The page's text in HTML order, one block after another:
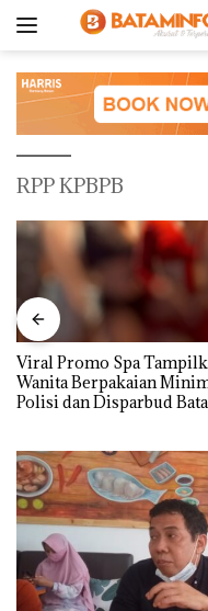
RPP KPBPB
Viral Promo Spa
Wanita Berpakaian
Polisi dan Disparbud